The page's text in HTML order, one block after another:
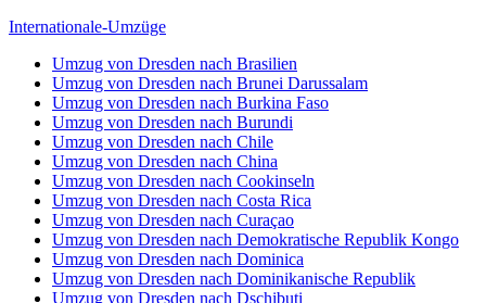
Internationale-Umzüge
Umzug von Dresden nach Brasilien
Umzug von Dresden nach Brunei Darussalam
Umzug von Dresden nach Burkina Faso
Umzug von Dresden nach Burundi
Umzug von Dresden nach Chile
Umzug von Dresden nach China
Umzug von Dresden nach Cookinseln
Umzug von Dresden nach Costa Rica
Umzug von Dresden nach Curaçao
Umzug von Dresden nach Demokratische Republik Kongo
Umzug von Dresden nach Dominica
Umzug von Dresden nach Dominikanische Republik
Umzug von Dresden nach Dschibuti